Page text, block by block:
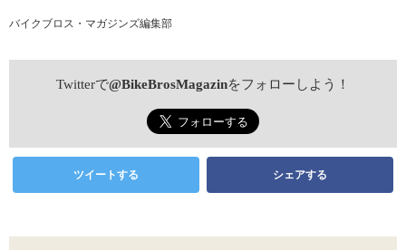
バイクブロス・マガジンズ編集部
Twitterで@BikeBrosMagazinをフォローしよう！
ツイートする シェアする